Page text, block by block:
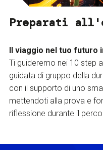
Preparati
Il viaggio nel tuo futuro
Ti guideremo nei 10 step
guidata di gruppo della
con il supporto di uno
mettendoti alla prova e
riflessione durante il